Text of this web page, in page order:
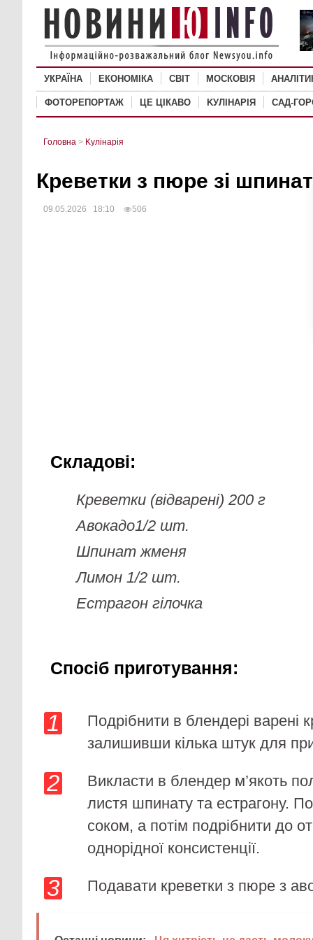
УКРАЇНА ЕКОНОМІКА СВІТ MОСКОВІЯ
ФОТОРЕПОРТАЖ ЦЕ ЦІКАВО KУЛІНАРІЯ САД-
Головна > Kулінарія
Креветки з пюре зі
09.05.2026 18:10 506
Складові:
Креветки (відварені) 200 г
Авокадо1/2 шт.
Шпинат жменя
Лимон 1/2 шт.
Естрагон гілочка
Спосіб приготування:
Подрібнити в блендері варені
залишивши кілька штук для
Викласти в блендер м’якоть
листя шпинату та естрагону.
соком, а потім подрібнити до
однорідної консистенції.
Подавати креветки з пюре з